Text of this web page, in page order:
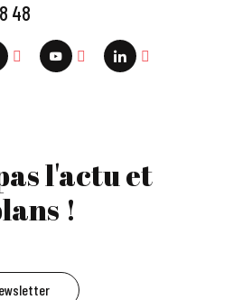
48
l'actu et
!